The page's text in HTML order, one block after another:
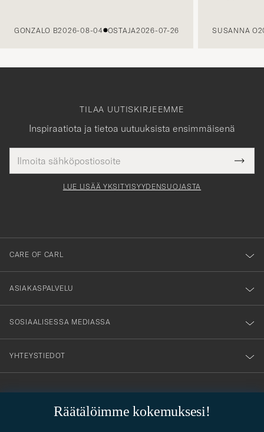
GONZALO B2026-08-04 OSTAJA2026-07-26 SUSANNA O
Räätälöimme kokemuksesi!
TILAA UUTISKIRJEEMME
Inspiraatiota ja tietoa uutuuksista ensimmäisenä
tieto
Tack
för
dig
till
vårt
nyhetsbrev!
LUE LISÄÄ YKSITYISYYDENSUOJASTA
CARE OF CARL
ASIAKASPALVELU
SOSIAALISESSA MEDIASSA
YHTEYSTIEDOT